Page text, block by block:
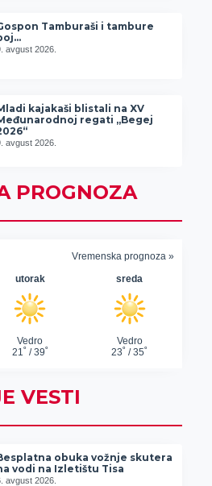
Tamburaši i tambure
avgust 2026.
kajakaši blistali na XV
regati „Begej
avgust 2026.
PROGNOZA
VESTI
obuka vožnje skutera
vodi na Izletištu Tisa
avgust 2026.